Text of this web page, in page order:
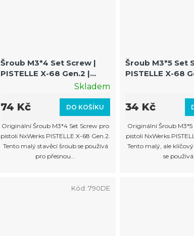
Šroub M3*4 Set Screw |
PISTELLE X-68 Gen.2 |
Zajišťovací šroub proSkladem
DO KOŠÍKU
74 Kč
Originální Šroub M3*4 Set Screw pro
pistoli NxWerks PISTELLE X-68 Gen.2.
Tento malý stavěcí šroub se používá
pro přesnou...
Šroub M3*5 Set
PISTELLE X-68
Fixační / stavěcí
34 Kč
Originální Šroub M3*5
pistoli NxWerks
Tento malý, ale
se používá...
Kód:790DE